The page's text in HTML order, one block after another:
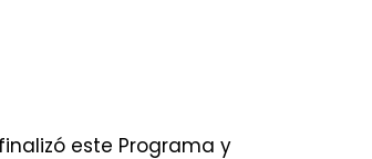
este Programa y